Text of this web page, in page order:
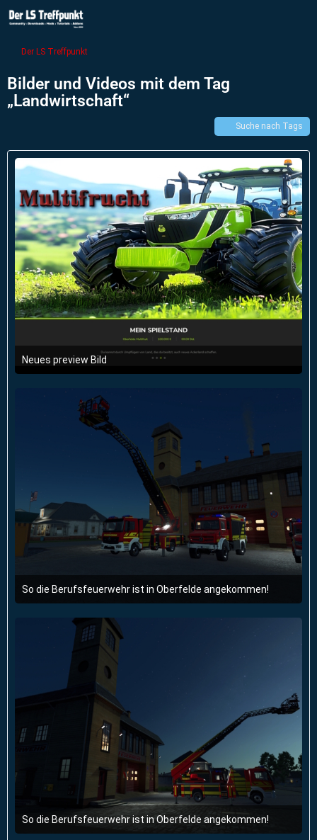
Der LS Treffpunkt
Bilder und Videos mit dem Tag
„Landwirtschaft“
Suche nach Tags
Neues preview Bild
28. Februar 2026 um 19:37
So die Berufsfeuerwehr ist in Oberfelde angekommen!
26. Februar 2026 um 19:58
So die Berufsfeuerwehr ist in Oberfelde angekommen!
26. Februar 2026 um 19:58